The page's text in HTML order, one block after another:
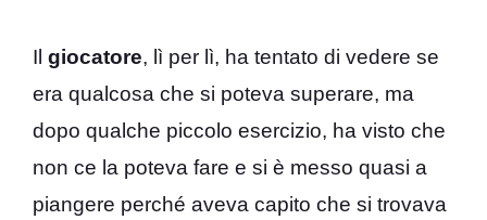
Il giocatore, lì per lì, ha tentato di vedere se
era qualcosa che si poteva superare, ma
dopo qualche piccolo esercizio, ha visto che
non ce la poteva fare e si è messo quasi a
piangere perché aveva capito che si trovava